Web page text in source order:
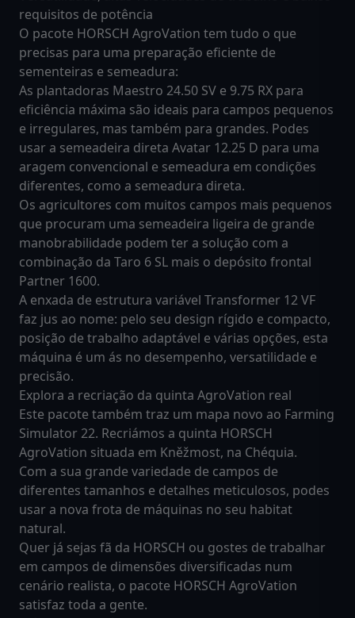
requisitos de potência
O pacote HORSCH AgroVation tem tudo o que
precisas para uma preparação eficiente de
sementeiras e semeadura:
As plantadoras Maestro 24.50 SV e 9.75 RX para
eficiência máxima são ideais para campos pequenos
e irregulares, mas também para grandes. Podes
usar a semeadeira direta Avatar 12.25 D para uma
aragem convencional e semeadura em condições
diferentes, como a semeadura direta.
Os agricultores com muitos campos mais pequenos
que procuram uma semeadeira ligeira de grande
manobrabilidade podem ter a solução com a
combinação da Taro 6 SL mais o depósito frontal
Partner 1600.
A enxada de estrutura variável Transformer 12 VF
faz jus ao nome: pelo seu design rígido e compacto,
posição de trabalho adaptável e várias opções, esta
máquina é um ás no desempenho, versatilidade e
precisão.
Explora a recriação da quinta AgroVation real
Este pacote também traz um mapa novo ao Farming
Simulator 22. Recriámos a quinta HORSCH
AgroVation situada em Kněžmost, na Chéquia.
Com a sua grande variedade de campos de
diferentes tamanhos e detalhes meticulosos, podes
usar a nova frota de máquinas no seu habitat
natural.
Quer já sejas fã da HORSCH ou gostes de trabalhar
em campos de dimensões diversificadas num
cenário realista, o pacote HORSCH AgroVation
satisfaz toda a gente.